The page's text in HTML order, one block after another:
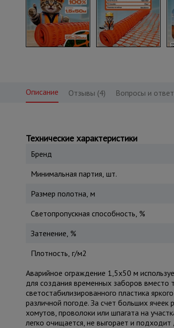
Описание Отзывы (4) Вопросы и
Технические характеристики
Бренд
Минимальная партия, шт.
Размер полотна, м
Светопропускная способность, %
Затенение, %
Плотность, г/м2
Аварийное ограждение 1,5х50 м
для создания временных заборов вместо
светостабилизированного пластика
различной погоде. За счет больших
хомутов, проволоки или шпагата на
легко очищается, не выгорает и подходит